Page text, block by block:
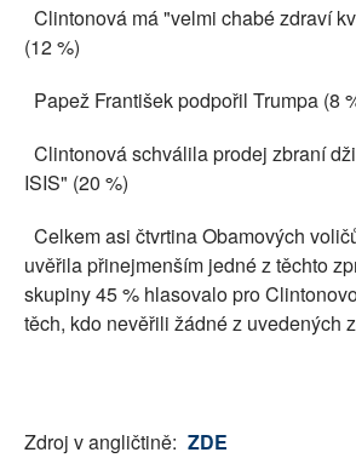
Clintonová má "velmi chabé zdraví
(12 %)
Papež František podpořil Trumpa (8
Clintonová schválila prodej zbraní
ISIS" (20 %)
Celkem asi čtvrtina Obamových
uvěřila přinejmenším jedné z těchto
skupiny 45 % hlasovalo pro
těch, kdo nevěřili žádné z uvedených
Zdroj v angličtině: ZDE